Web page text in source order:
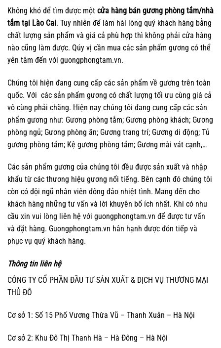
Không khó để tìm được một cửa hàng bán gương phòng tắm/nhà
tắm tại Lào Cai. Tuy nhiên để làm hài lòng quý khách hàng bằng
chất lượng sản phẩm và giá cả phù hợp thì không phải cửa hàng
nào cũng làm được. Qúy vị cần mua các sản phẩm gương có thể
yên tâm đến với guongphongtam.vn.
Chúng tôi hiện đang cung cấp các sản phẩm về gương trên toàn
quốc. Với các sản phẩm gương có chất lượng tối ưu cùng giá cả
vô cùng phải chăng. Hiện nay chúng tôi đang cung cấp các sản
phẩm gương như: Gương phòng tắm; Gương phòng khách; Gương
phòng ngủ; Gương phòng ăn; Gương trang trí; Gương di động; Tủ
gương phòng tắm; Kệ gương phòng tắm; Gương mài vát cạnh,…
Các sản phẩm gương của chúng tôi đều được sản xuất và nhập
khẩu từ các thương hiệu gương nổi tiếng. Bên cạnh đó chúng tôi
còn có đội ngũ nhân viên đông đảo nhiệt tình. Mang đến cho
khách hàng những tư vấn và lời khuyên bổ ích nhất. Khi có nhu
cầu xin vui lòng liên hệ với guongphongtam.vn để được tư vấn
và đặt hàng. Guongphongtam.vn hân hạnh được đón tiếp và
phục vụ quý khách hàng.
Thông tin liên hệ
CÔNG TY CỔ PHẦN ĐẦU TƯ SẢN XUẤT & DỊCH VỤ THƯƠNG MẠI
THỦ ĐÔ
Cơ sở 1: Số 15 Phố Vương Thừa Vũ – Thanh Xuân – Hà Nội
Cơ sở 2: Khu Đô Thị Thanh Hà – Hà Đông – Hà Nội